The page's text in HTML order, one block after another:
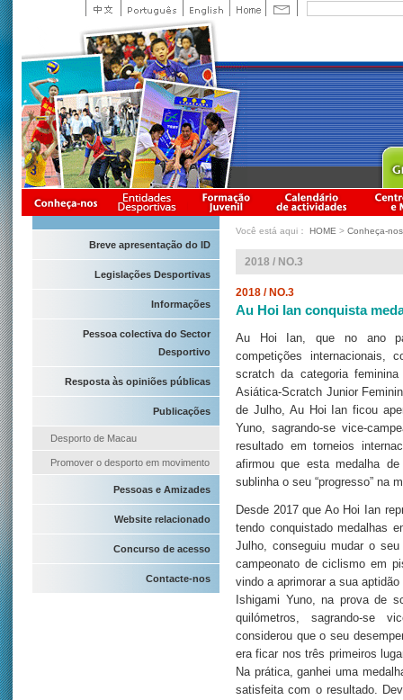
Breve apresentação do ID
Legislações Desportivas
Informações
Pessoa colectiva do Sector
Desportivo
Resposta às opiniões públicas
Publicações
Desporto de Macau
Promover o desporto em movimento
Pessoas e Amizades
Website relacionado
Concurso de acesso
Contacte-nos
Você está aqui： HOME > Conheça-nos
2018 / NO.3
2018 / NO.3
Au Hoi Ian conquista
Au Hoi Ian, que no ano
competições internacionais,
scratch da categoria
Asiática-Scratch Junior
de Julho, Au Hoi Ian ficou
Yuno, sagrando-se vice-
resultado em torneios
afirmou que esta medalha
sublinha o seu “progresso” na
Desde 2017 que Ao Hoi Ian
tendo conquistado medalhas
Julho, conseguiu mudar o
campeonato de ciclismo em
vindo a aprimorar a sua
Ishigami Yuno, na prova de
quilómetros, sagrando-se
considerou que o seu
era ficar nos três primeiros
Na prática, ganhei uma
satisfeita com o resultado.